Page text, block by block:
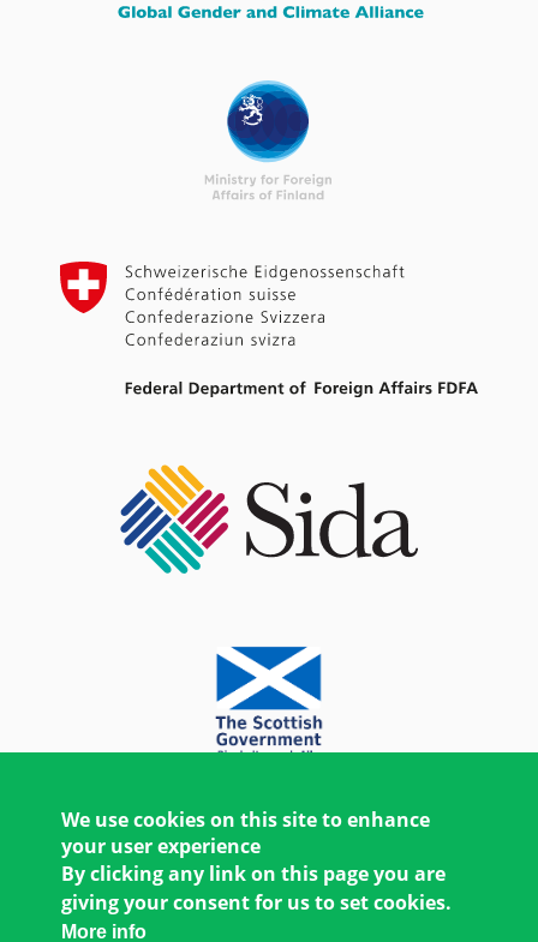
We use cookies on this site to enhance
your user experience
By clicking any link on this page you are
giving your consent for us to set cookies.
More info